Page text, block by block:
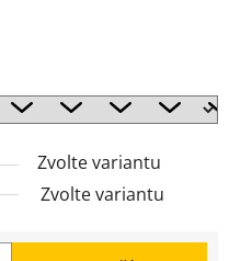
Zvolte variantu
Zvolte variantu